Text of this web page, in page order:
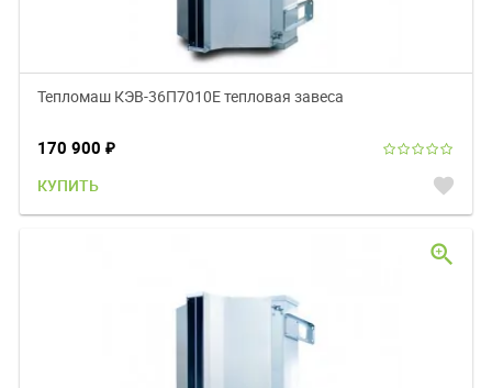
Тепломаш КЭВ-36П7010E тепловая завеса
170 900 ₽
КУПИТЬ favorite
zoom_in